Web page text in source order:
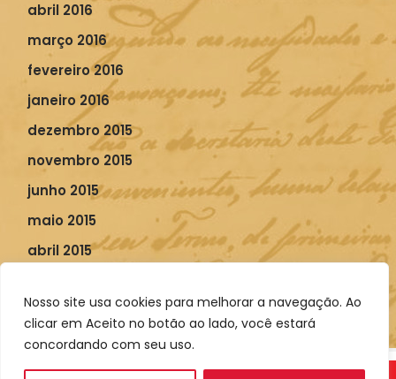
Nosso site usa cookies para melhorar a navegação. Ao
clicar em Aceito no botão ao lado, você estará
concordando com seu uso.
abril 2016
março 2016
fevereiro 2016
janeiro 2016
dezembro 2015
novembro 2015
junho 2015
maio 2015
abril 2015
fevereiro 2015
© 2026 - ANPUH-PB, Associação Nacional de História,